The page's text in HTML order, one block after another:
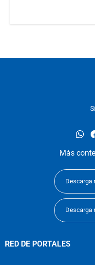
Más
Descarga
Descarga
RED DE PORTALES